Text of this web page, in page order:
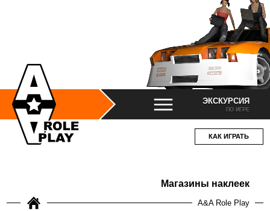
ЭКСКУРСИЯ
ПО ИГРЕ
КАК ИГРАТЬ
Магазины наклеек
A&A Role Play